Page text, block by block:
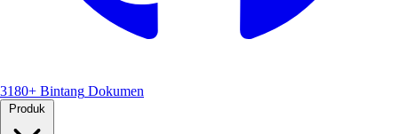
3180+ Bintang Dokumen
Produk